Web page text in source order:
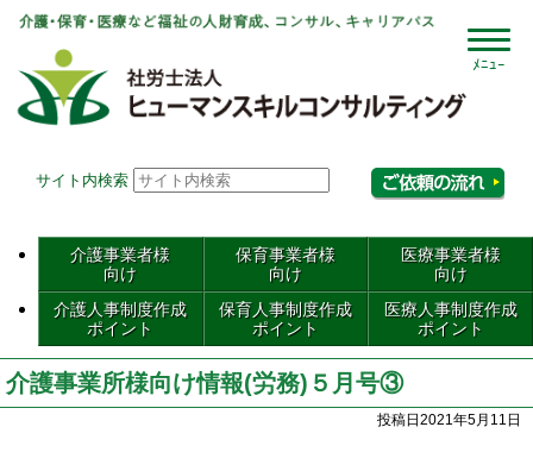
サイト内検索
介護事業者様
向け
保育事業者様
向け
医療事業者様
向け
介護人事制度作成
ポイント
保育人事制度作成
ポイント
医療人事制度作成
ポイント
介護事業所様向け情報(労務)５月号③
投稿日2021年5月11日